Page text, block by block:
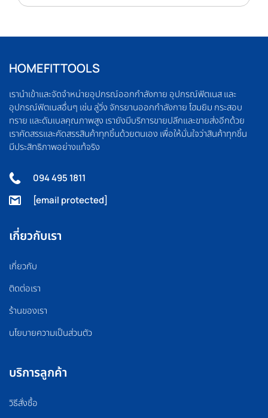
HOMEFITTOOLS
เรานำเข้าและจัดจำหน่ายอุปกรณ์ออกกำลังกาย อุปกรณ์ฟิตเนส และ
อุปกรณ์ฟิตเนสอื่นๆ เช่น ลู่วิ่ง จักรยานออกกำลังกาย โฮมยิม กระสอบ
ทราย และดัมเบลคุณภาพสูง เรายังมีบริการขายปลีกและขายส่งอีกด้วย
เราคัดสรรและคัดสรรสินค้าทุกชิ้นด้วยตนเอง เพื่อให้มั่นใจว่าสินค้าทุกชิ้น
มีประสิทธิภาพอย่างแท้จริง
094 495 1811
[email protected]
เกี่ยวกับเรา
เกี่ยวกับ
ติดต่อเรา
ร้านของเรา
นโยบายความเป็นส่วนตัว
บริการลูกค้า
วิธีสั่งซื้อ